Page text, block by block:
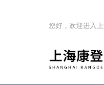
您好，欢迎进入